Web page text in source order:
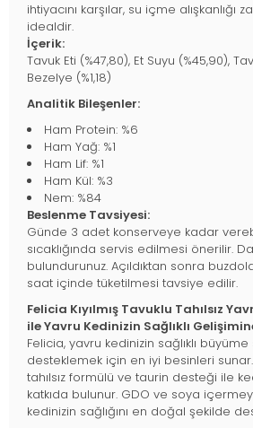
ihtiyacını karşılar, su içme alışkanlığı
idealdir.
İçerik:
Tavuk Eti (%47,80), Et Suyu (%45,90),
Bezelye (%1,18)
Analitik Bileşenler:
Ham Protein: %6
Ham Yağ: %1
Ham Lif: %1
Ham Kül: %3
Nem: %84
Beslenme Tavsiyesi:
Günde 3 adet konserveye kadar
sıcaklığında servis edilmesi önerilir.
bulundurunuz. Açıldıktan sonra
saat içinde tüketilmesi tavsiye edilir.
Felicia Kıyılmış Tavuklu Tahılsız
ile Yavru Kedinizin Sağlıklı
Felicia, yavru kedinizin sağlıklı
desteklemek için en iyi besinleri
tahılsız formülü ve taurin desteği ile
katkıda bulunur. GDO ve soya
kedinizin sağlığını en doğal şekilde